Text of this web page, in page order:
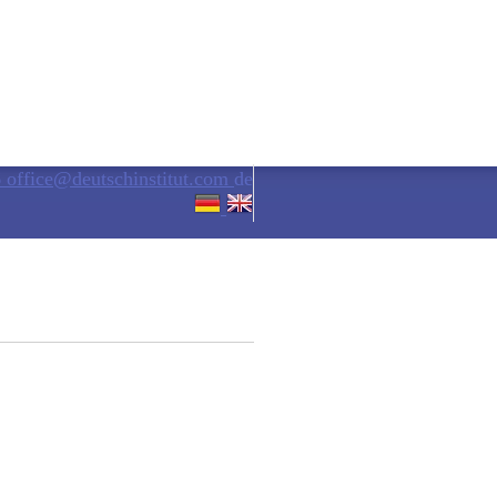
office@deutschinstitut.com de